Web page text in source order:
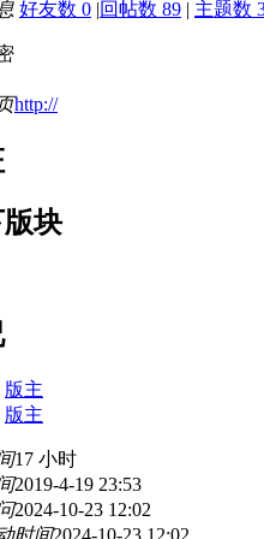
好友数 0 |回帖数 89 | 主题数
http://
块
版主
版主
17 小时
2019-4-19 23:53
2024-10-23 12:02